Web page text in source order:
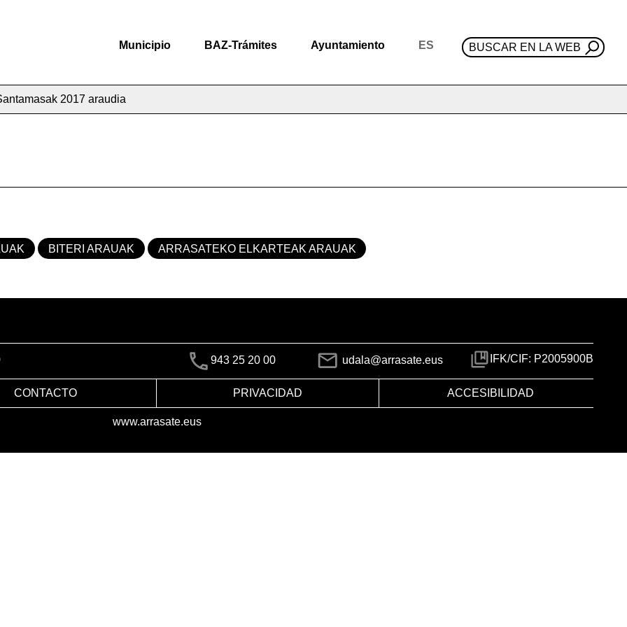
Municipio BAZ-Trámites Ayuntamiento ES BUSCAR EN LA WEB
2017 araudia
BITERI ARAUAK ARRASATEKO ELKARTEAK ARAUAK
943 25 20 00 udala@arrasate.eus IFK/CIF: P2005900B
CONTACTO PRIVACIDAD ACCESIBILIDAD
www.arrasate.eus